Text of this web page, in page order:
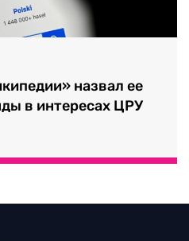
назвал ее
в интересах ЦРУ